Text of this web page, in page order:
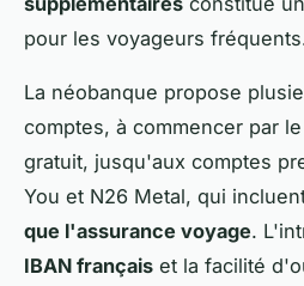
pour les voyageurs
La néobanque propose
comptes, à commencer par
gratuit, jusqu'aux comptes
You et N26 Metal, qui
que l'assurance voyage.
IBAN français et la facilité